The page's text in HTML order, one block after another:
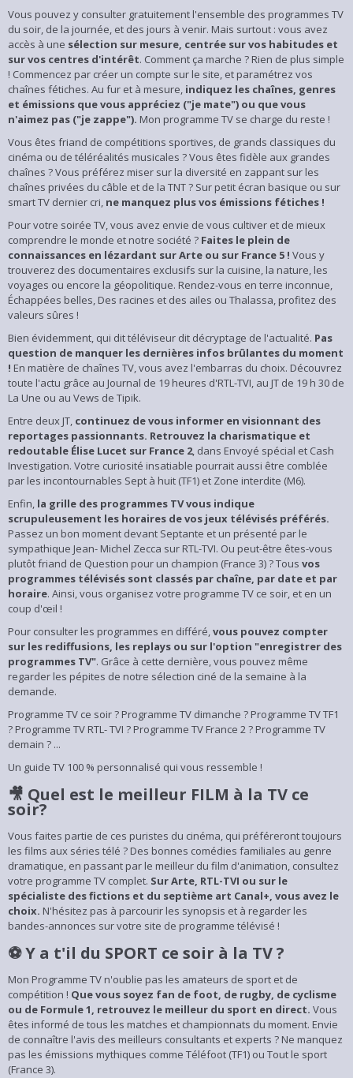
Vous pouvez y consulter gratuitement l'ensemble des programmes TV
du soir, de la journée, et des jours à venir. Mais surtout : vous avez
accès à une sélection sur mesure, centrée sur vos habitudes et
sur vos centres d'intérêt. Comment ça marche ? Rien de plus simple
! Commencez par créer un compte sur le site, et paramétrez vos
chaînes fétiches. Au fur et à mesure, indiquez les chaînes, genres
et émissions que vous appréciez ("je mate") ou que vous
n'aimez pas ("je zappe"). Mon programme TV se charge du reste !
Vous êtes friand de compétitions sportives, de grands classiques du
cinéma ou de téléréalités musicales ? Vous êtes fidèle aux grandes
chaînes ? Vous préférez miser sur la diversité en zappant sur les
chaînes privées du câble et de la TNT ? Sur petit écran basique ou sur
smart TV dernier cri, ne manquez plus vos émissions fétiches !
Pour votre soirée TV, vous avez envie de vous cultiver et de mieux
comprendre le monde et notre société ? Faites le plein de
connaissances en lézardant sur Arte ou sur France 5 ! Vous y
trouverez des documentaires exclusifs sur la cuisine, la nature, les
voyages ou encore la géopolitique. Rendez-vous en terre inconnue,
Échappées belles, Des racines et des ailes ou Thalassa, profitez des
valeurs sûres !
Bien évidemment, qui dit téléviseur dit décryptage de l'actualité. Pas
question de manquer les dernières infos brûlantes du moment
! En matière de chaînes TV, vous avez l'embarras du choix. Découvrez
toute l'actu grâce au Journal de 19 heures d'RTL-TVI, au JT de 19 h 30 de
La Une ou au Vews de Tipik.
Entre deux JT, continuez de vous informer en visionnant des
reportages passionnants. Retrouvez la charismatique et
redoutable Élise Lucet sur France 2, dans Envoyé spécial et Cash
Investigation. Votre curiosité insatiable pourrait aussi être comblée
par les incontournables Sept à huit (TF1) et Zone interdite (M6).
Enfin, la grille des programmes TV vous indique
scrupuleusement les horaires de vos jeux télévisés préférés.
Passez un bon moment devant Septante et un présenté par le
sympathique Jean- Michel Zecca sur RTL-TVI. Ou peut-être êtes-vous
plutôt friand de Question pour un champion (France 3) ? Tous vos
programmes télévisés sont classés par chaîne, par date et par
horaire. Ainsi, vous organisez votre programme TV ce soir, et en un
coup d'œil !
Pour consulter les programmes en différé,vous pouvez compter
sur les rediffusions, les replays ou sur l'option "enregistrer des
programmes TV". Grâce à cette dernière, vous pouvez même
regarder les pépites de notre sélection ciné de la semaine à la
demande.
Programme TV ce soir ? Programme TV dimanche ? Programme TV TF1
? Programme TV RTL- TVI ? Programme TV France 2 ? Programme TV
demain ? ...
Un guide TV 100 % personnalisé qui vous ressemble !
🎥 Quel est le meilleur FILM à la TV ce
soir?
Vous faites partie de ces puristes du cinéma, qui préféreront toujours
les films aux séries télé ? Des bonnes comédies familiales au genre
dramatique, en passant par le meilleur du film d'animation, consultez
votre programme TV complet. Sur Arte, RTL-TVI ou sur le
spécialiste des fictions et du septième art Canal+, vous avez le
choix. N'hésitez pas à parcourir les synopsis et à regarder les
bandes-annonces sur votre site de programme télévisé !
⚽ Y a t'il du SPORT ce soir à la TV ?
Mon Programme TV n'oublie pas les amateurs de sport et de
compétition ! Que vous soyez fan de foot, de rugby, de cyclisme
ou de Formule 1, retrouvez le meilleur du sport en direct. Vous
êtes informé de tous les matches et championnats du moment. Envie
de connaître l'avis des meilleurs consultants et experts ? Ne manquez
pas les émissions mythiques comme Téléfoot (TF1) ou Tout le sport
(France 3).